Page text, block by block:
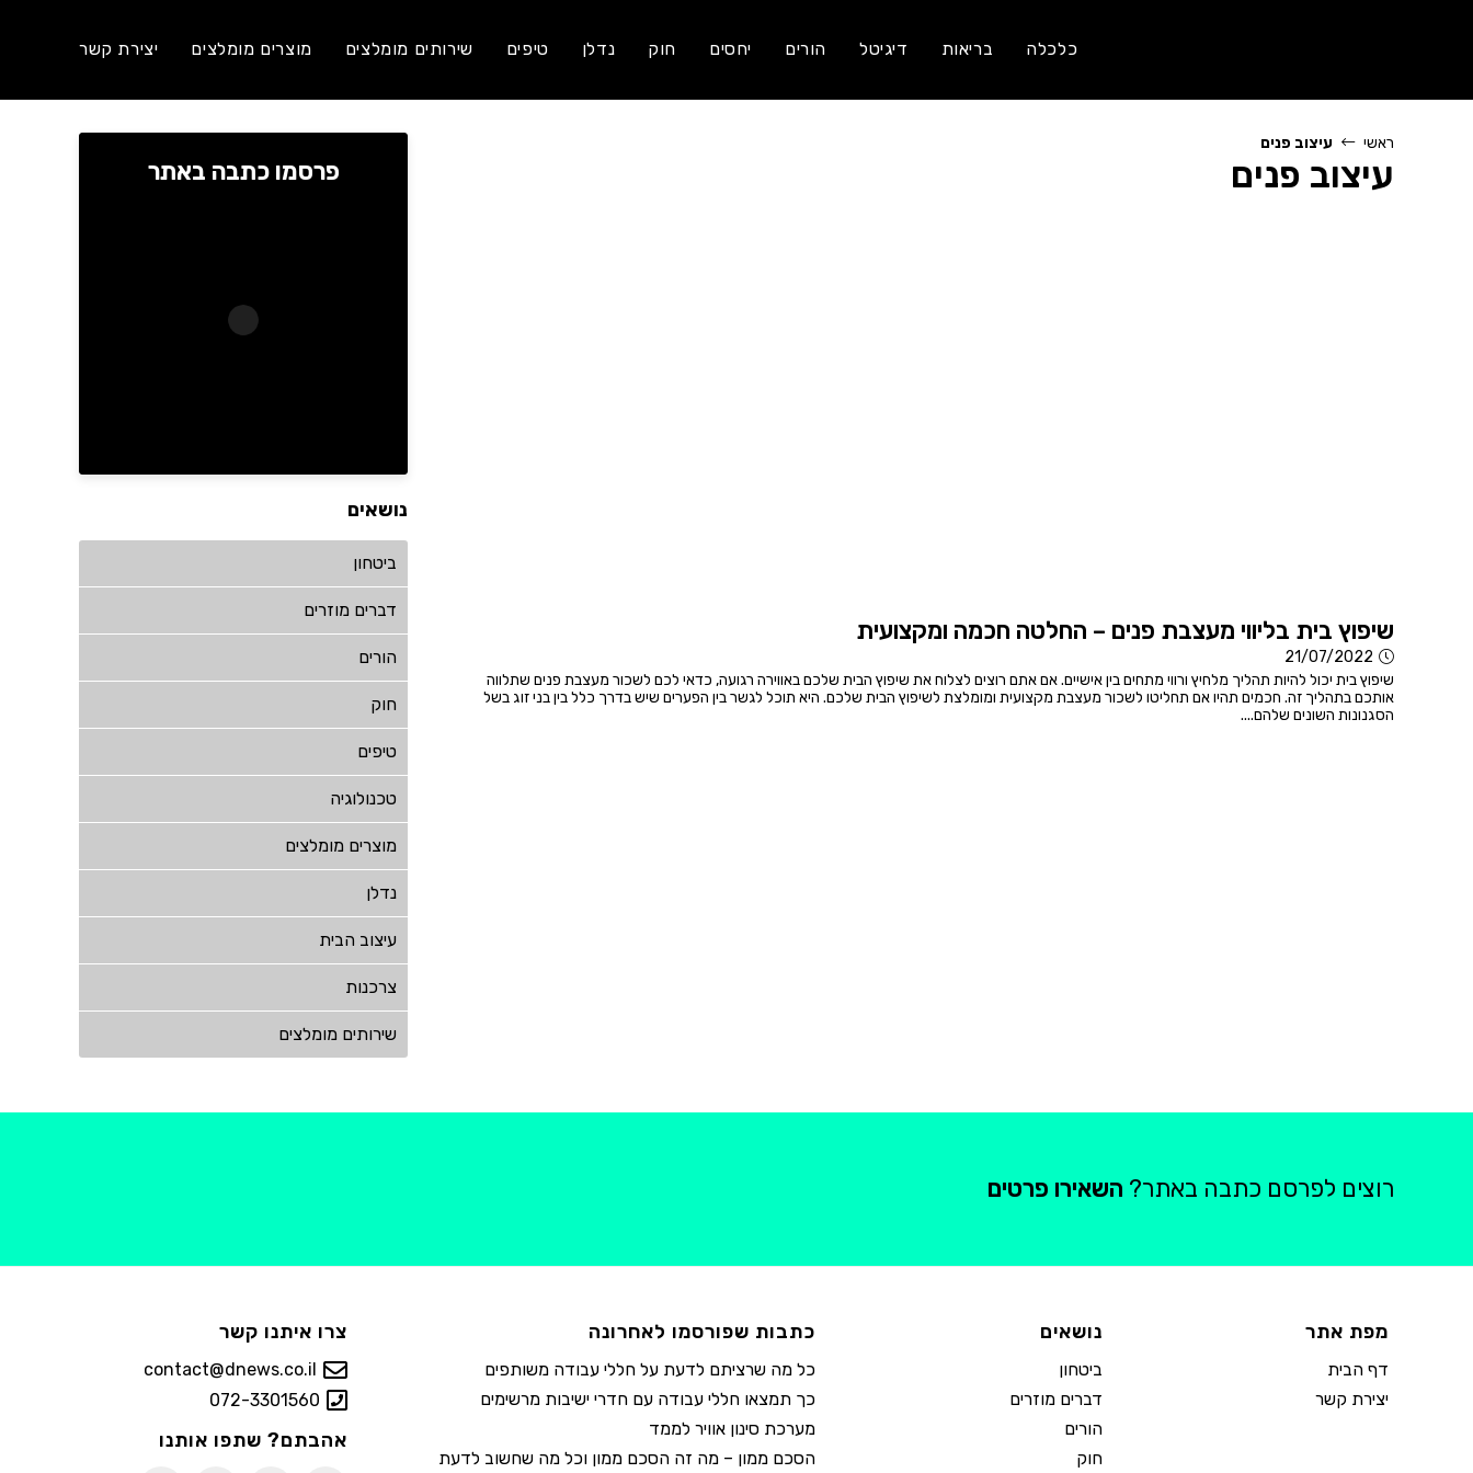
כלכלה בריאות דיגיטל הורים יחסים חוק נדלן טיפים שירותים מומלצים מוצרים מומלצים יצירת קשר
ראשי עיצוב פנים
עיצוב פנים
שיפוץ בית בליווי מעצבת פנים – החלטה חכמה ומקצועית
21/07/2022
שיפוץ בית יכול להיות תהליך מלחיץ ורווי מתחים בין אישיים. אם אתם רוצים לצלוח את שיפוץ הבית שלכם באווירה רגועה, כדאי לכם לשכור מעצבת פנים שתלווה
אותכם בתהליך זה. חכמים תהיו אם תחליטו לשכור מעצבת מקצועית ומומלצת לשיפוץ הבית שלכם. היא תוכל לגשר בין הפערים שיש בדרך כלל בין בני זוג בשל
הסגנונות השונים שלהם....
פרסמו כתבה באתר
נושאים
ביטחון
דברים מוזרים
הורים
חוק
טיפים
טכנולוגיה
מוצרים מומלצים
נדלן
עיצוב הבית
צרכנות
שירותים מומלצים
רוצים לפרסם כתבה באתר? השאירו פרטים
מפת אתר
דף הבית
יצירת קשר
נושאים
ביטחון
דברים מוזרים
הורים
חוק
כתבות שפורסמו לאחרונה
כל מה שרציתם לדעת על חללי עבודה משותפים
כך תמצאו חללי עבודה עם חדרי ישיבות מרשימים
מערכת סינון אוויר לממד
הסכם ממון – מה זה הסכם ממון וכל מה שחשוב לדעת
צרו איתנו קשר
contact@dnews.co.il
072-3301560
אהבתם? שתפו אותנו